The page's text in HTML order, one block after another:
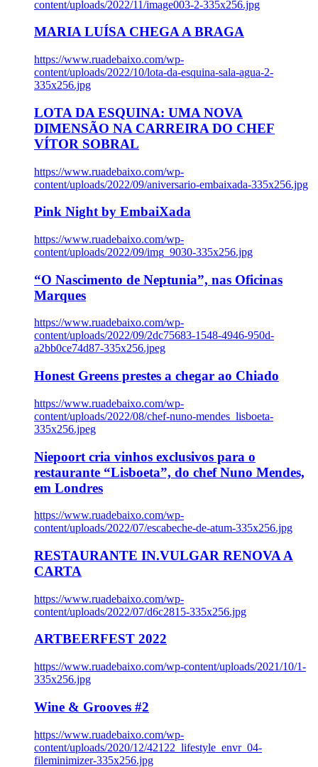
content/uploads/2022/11/image003-2-335x256.jpg
MARIA LUÍSA CHEGA A BRAGA
https://www.ruadebaixo.com/wp-
content/uploads/2022/10/lota-da-esquina-sala-agua-2-
335x256.jpg
LOTA DA ESQUINA: UMA NOVA
DIMENSÃO NA CARREIRA DO CHEF
VÍTOR SOBRAL
https://www.ruadebaixo.com/wp-
content/uploads/2022/09/aniversario-embaixada-335x256.jpg
Pink Night by EmbaiXada
https://www.ruadebaixo.com/wp-
content/uploads/2022/09/img_9030-335x256.jpg
“O Nascimento de Neptunia”, nas Oficinas
Marques
https://www.ruadebaixo.com/wp-
content/uploads/2022/09/2dc75683-1548-4946-950d-
a2bb0ce74d87-335x256.jpeg
Honest Greens prestes a chegar ao Chiado
https://www.ruadebaixo.com/wp-
content/uploads/2022/08/chef-nuno-mendes_lisboeta-
335x256.jpeg
Niepoort cria vinhos exclusivos para o
restaurante “Lisboeta”, do chef Nuno Mendes,
em Londres
https://www.ruadebaixo.com/wp-
content/uploads/2022/07/escabeche-de-atum-335x256.jpg
RESTAURANTE IN.VULGAR RENOVA A
CARTA
https://www.ruadebaixo.com/wp-
content/uploads/2022/07/d6c2815-335x256.jpg
ARTBEERFEST 2022
https://www.ruadebaixo.com/wp-content/uploads/2021/10/1-
335x256.jpg
Wine & Grooves #2
https://www.ruadebaixo.com/wp-
content/uploads/2020/12/42122_lifestyle_envr_04-
fileminimizer-335x256.jpg